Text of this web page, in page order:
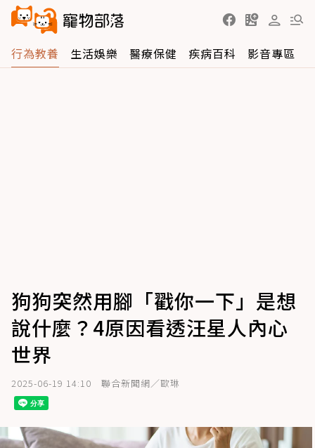
行為教養 生活娛樂 醫療保健 疾病百科 影音專區
狗狗突然用腳「戳你一下」是想
說什麼？4原因看透汪星人內心
世界
2025-06-19 14:10 聯合新聞網／歐琳